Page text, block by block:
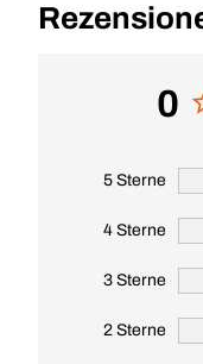
0
5 Sterne
4 Sterne
3 Sterne
2 Sterne